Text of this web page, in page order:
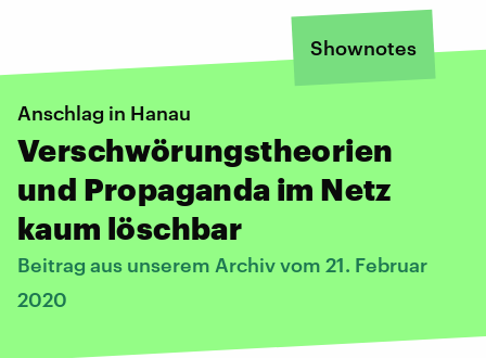
Shownotes
Anschlag in Hanau
Verschwörungstheorien
und Propaganda im Netz
kaum löschbar
Beitrag aus unserem Archiv vom 21. Februar
2020